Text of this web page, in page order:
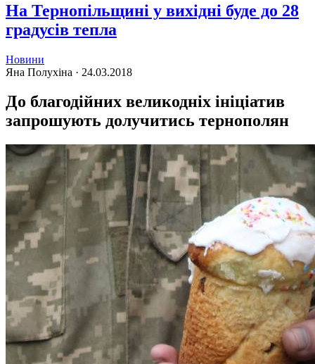
На Тернопільщині у вихідні буде до 28
градусів тепла
Новини
Яна Полухіна · 24.03.2018
До благодійних великодніх ініціатив
запрошують долучитись тернополян